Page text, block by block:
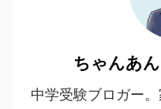
ちゃんあ
中学受験ブロガー